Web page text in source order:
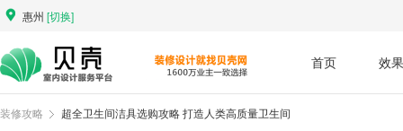
惠州 [切换]
首页 效
装修攻略 超全卫生间洁具选购攻略 打造人类高质量卫生间